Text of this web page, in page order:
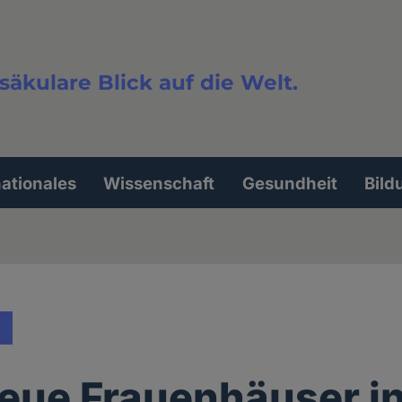
Blick auf die Welt.
Wissenschaft Gesundheit